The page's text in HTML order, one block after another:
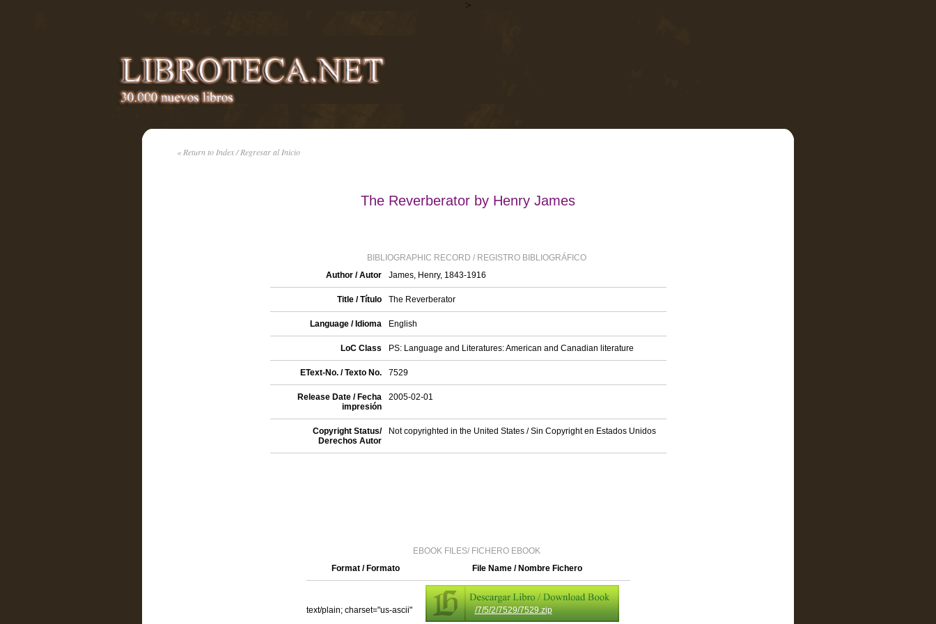
>
« Return to Index / Regresar al Inicio
The Reverberator by Henry James
BIBLIOGRAPHIC RECORD / REGISTRO BIBLIOGRÁFICO
Author / Autor
James, Henry, 1843-1916
Title / Título The Reverberator
Language / Idioma English
LoC Class PS: Language and Literatures: American and Canadian literature
EText-No. / Texto No. 7529
Release Date / Fecha
impresión
2005-02-01
Copyright Status/
Derechos Autor
Not copyrighted in the United States / Sin Copyright en Estados Unidos
EBOOK FILES/ FICHERO EBOOK
Format / Formato
File Name / Nombre Fichero
text/plain; charset="us-ascii" /7/5/2/7529/7529.zip